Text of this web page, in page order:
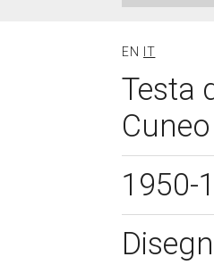
EN IT
Testa
1950-